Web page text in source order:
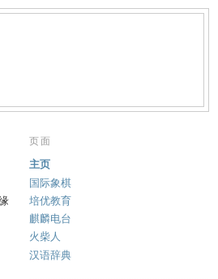
页面
主页
国际象棋
培优教育
麒麟电台
火柴人
汉语辞典